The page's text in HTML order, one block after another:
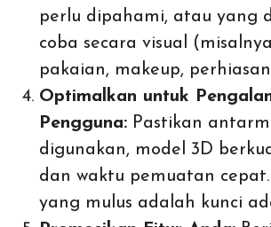
perlu dipahami, atau yang
coba secara visual
pakaian, makeup,
Optimalkan untuk
Pengguna: Pastikan
digunakan, model 3D
dan waktu pemuatan
yang mulus adalah kunci